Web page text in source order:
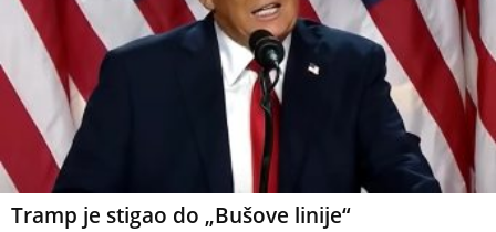
Tramp je stigao do „Bušove linije“